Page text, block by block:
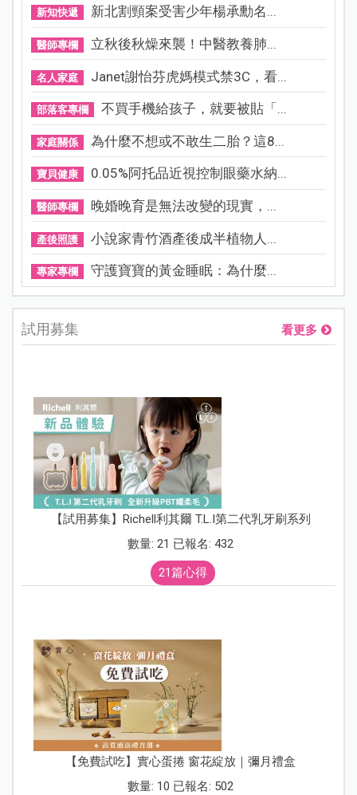
新知快遞 新北割頸案受害少年楊承勳名...
醫師專欄 立秋後秋燥來襲！中醫教養肺...
名人家庭 Janet謝怡芬虎媽模式禁3C，看...
部落客專欄 不買手機給孩子，就要被貼「...
家庭關係 為什麼不想或不敢生二胎？這8...
寶貝健康 0.05%阿托品近視控制眼藥水納...
醫師專欄 晚婚晚育是無法改變的現實，...
產後照護 小說家青竹酒產後成半植物人...
專家專欄 守護寶寶的黃金睡眠：為什麼...
試用募集 看更多
【試用募集】Richell利其爾 T.L.I第二代乳牙刷系列
數量: 21 已報名: 432
21篇心得
【免費試吃】實心蛋捲 窗花綻放｜彌月禮盒
數量: 10 已報名: 502